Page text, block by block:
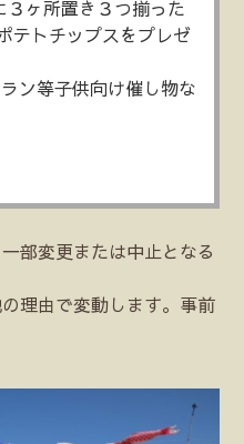
３ヶ所置き３つ揃った
テトチップスをプレゼ
ン等子供向け催し物な
部変更または中止となる
理由で変動します。事前